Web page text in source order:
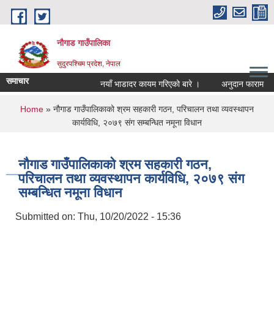
Skip to main content
नौगाड गाउँपालिका
सुदुरपश्चिम प्रदेश, नेपाल
समाचार नयाँ भाडादर कायम गरिएको बारे । अनुदान फाराम
You are here
Home » नौगाड गाउँपालिकाको श्रम सहकारी गठन, परिचालन तथा व्यवस्थापन
कार्यविधि, २०७९ संग सम्बन्धित नमूना विधान
नौगाड गाउँपालिकाको श्रम सहकारी गठन,
परिचालन तथा व्यवस्थापन कार्यविधि, २०७९ संग
सम्बन्धित नमूना विधान
Submitted on: Thu, 10/20/2022 - 15:36